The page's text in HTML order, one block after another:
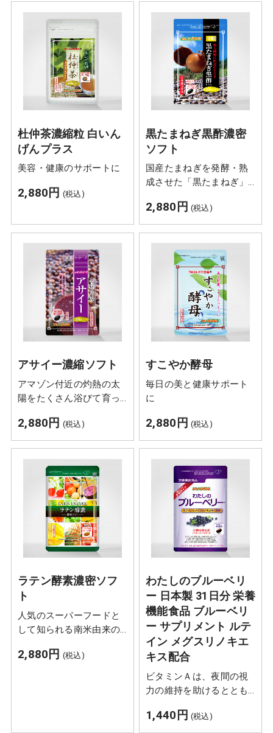
杜仲茶濃縮粒 白いん
げんプラス
美容・健康のサポートに
2,880円 (税込)
黒たまねぎ黒酢濃密
ソフト
国産たまねぎを発酵・熟
成させた「黒たまねぎ」
もろみ」を、飲みやすい
ソフトカプセルにギュッ
2,880円 (税込)
アサイー濃縮ソフト
アマゾン付近の灼熱の太
陽をたくさん浴びて育っ
リーのエキスを約7倍濃
縮。
2,880円 (税込)
すこやか酵母
毎日の美と健康サポート
に
2,880円 (税込)
ラテン酵素濃密ソフ
ト
人気のスーパーフードと
して知られる南米由来の
をブレンド。約3年という
2,880円 (税込)
わたしのブルーベリ
ー 日本製 31日分 栄養
機能食品 ブルーベリ
ー サプリメント ルテ
イン メグスリノキエ
キス配合
ビタミンＡは、夜間の視
力の維持を助けるととも
持を助ける栄養素です。
1,440円 (税込)